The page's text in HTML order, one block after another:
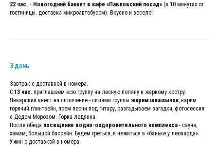
22 час. - Новогодний банкет в кафе «Павловский посад» (в 10 минутах от
гостиницы. доставка микроавтобусом). Вкусно и весело!
3 день
Завтрак с доставкой в номера.
С 13 час. приглашаем всю группу на лесную поляну к жаркому костру.
Январский квест на сплочение - силами группы жарим шашлычок , варим
горячий глинтвейн, поем песни под гитару, разгадываем загадки, фотосессия
с Дедом Морозом. Горка-ледянка.
После обеда посещение водно-оздоровительного комплекса - сауна,
хамам, большой бассейн. Будем греться, и нежиться в «баньке у леопарда».
Ужин с доставкой в номера.